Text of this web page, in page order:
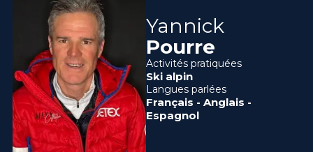
Yannick
Pourre
Activités pratiquées
Ski alpin
Langues parlées
Français -Anglais -
Espagnol